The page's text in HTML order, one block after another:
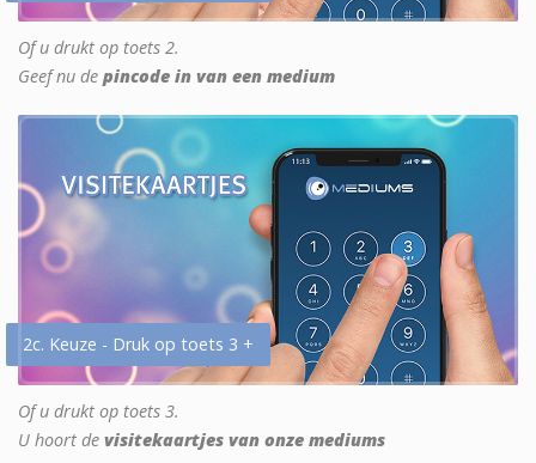
Of u drukt op toets 2.
Geef nu de pincode in van een medium
2c. Keuze - Druk op toets 3 +
Of u drukt op toets 3.
U hoort de visitekaartjes van onze mediums